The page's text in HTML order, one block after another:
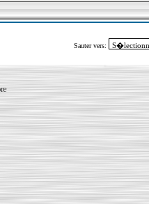
Sauter vers: